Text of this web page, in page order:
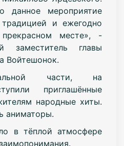
данное мероприятие
и ежегодно
месте», -
заместитель главы
Войтешонок.
части, на
приглашённые
народные хиты.
аниматоры.
в тёплой атмосфере